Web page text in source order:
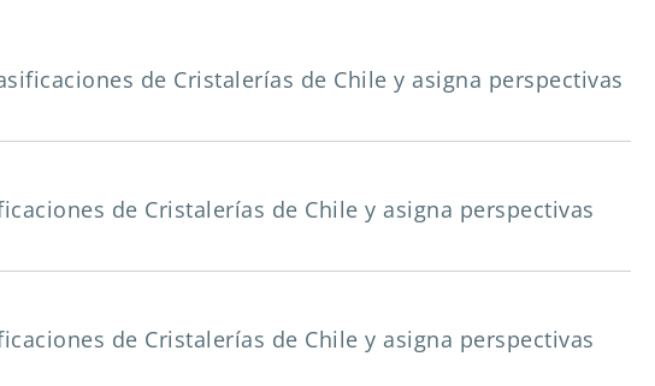
de Cristalerías de Chile y asigna perspectivas
de Cristalerías de Chile y asigna perspectivas
de Cristalerías de Chile y asigna perspectivas